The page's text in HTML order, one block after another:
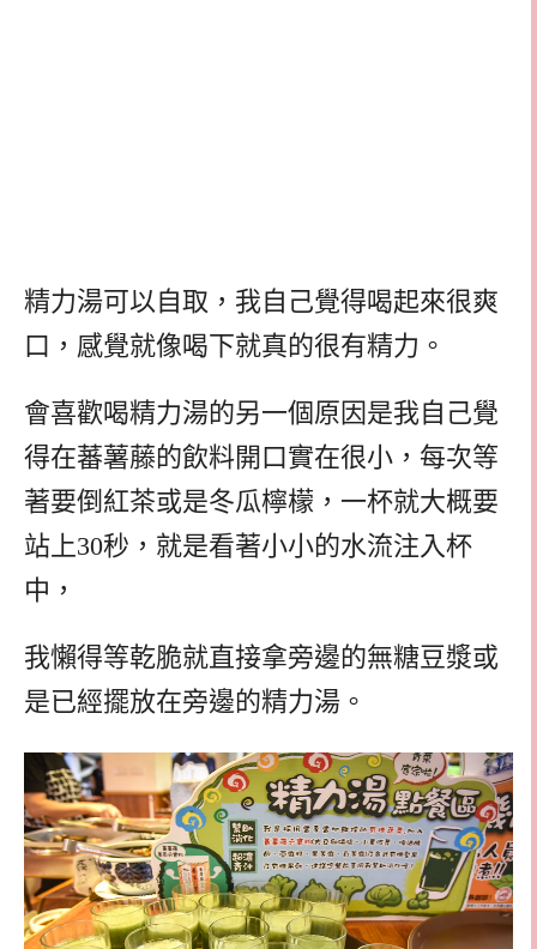
精力湯可以自取，我自己覺得喝起來很爽
口，感覺就像喝下就真的很有精力。
會喜歡喝精力湯的另一個原因是我自己覺
得在蕃薯藤的飲料開口實在很小，每次等
著要倒紅茶或是冬瓜檸檬，一杯就大概要
站上30秒，就是看著小小的水流注入杯
中，
我懶得等乾脆就直接拿旁邊的無糖豆漿或
是已經擺放在旁邊的精力湯。